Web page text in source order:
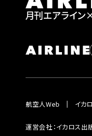
航空人Web イカ
運営会社：イカロス出